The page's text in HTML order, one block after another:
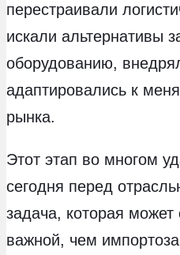
перестраивали
искали альтернативы
оборудованию,
адаптировались к
рынка.
Этот этап во многом
сегодня перед
задача, которая может
важной, чем